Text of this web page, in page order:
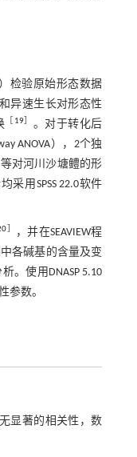
）检验原始形态数据
异速生长对形态性
19］ 。对于转化后
ANOVA），2个独
对河川沙塘鳢的形
用SPSS 22.0软件
，并在SEAVIEW程
各碱基的含量及变
。使用DNASP 5.10
参数。
显著的相关性，数